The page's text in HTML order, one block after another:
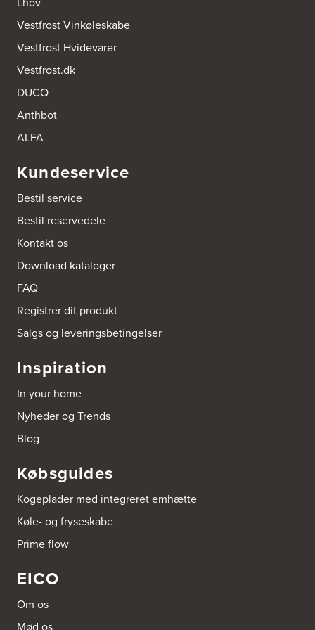
2100 København Ø
http://www.aubo.dk
Industrivej 8
5560 Aarup
Tel.:70101005
https://hvidtogfrit.dk/forhandler/aktiv-hvidevareservice/
Amager Køkken bad & Garderobe
2770 Kastrup
http://www.amagerkoekken.dk/
Gutenbergvej 1
9510 Arden
Tel.:
http://www.el-salg.dk
Arnum El-service ApS
Vestergade 30
6510 Gram
http://www.el-salg.dk
Norgesvej 24C
Tel.:73702533
http://www.aubo.dk
Aubo Køkken & Bad Helsingør
3000 Helsingør
Aubo Køkken & Bad Kalundborg
Elmegade 41
Vestfrost Vinkøleskabe
Vestfrost Hvidevarer
Vestfrost.dk
DUCQ
Anthbot
ALFA
Kundeservice
Bestil service
Bestil reservedele
Kontakt os
Download kataloger
FAQ
Registrer dit produkt
Salgs og leveringsbetingelser
Inspiration
In your home
Nyheder og Trends
Blog
Købsguides
Kogeplader med integreret emhætte
Køle- og fryseskabe
Prime flow
EICO
Om os